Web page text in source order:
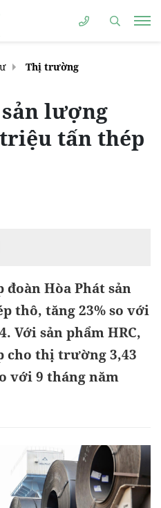
Thị trường
lượng
tấn thép
đoàn Hòa Phát sản
thô, tăng 23% so với
Với sản phẩm HRC,
cho thị trường 3,43
với 9 tháng năm